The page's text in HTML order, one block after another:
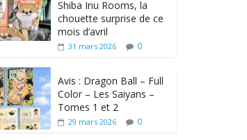
Shiba Inu Rooms, la
chouette surprise de ce
mois d’avril
31 mars 2026 0
Avis : Dragon Ball – Full
Color – Les Saiyans –
Tomes 1 et 2
29 mars 2026 0